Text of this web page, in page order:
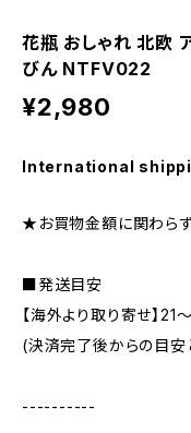
花瓶 おしゃれ 北欧
びん NTFV022
¥2,980
International
★お買物金額に関わら
■発送目安
【海外より取り寄せ】
(決済完了後からの目安
----------